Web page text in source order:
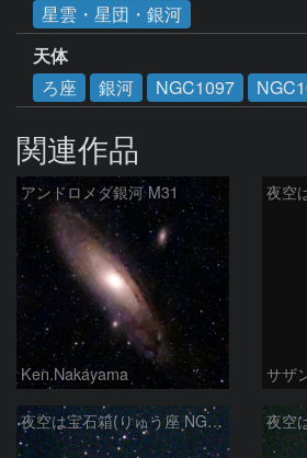
星雲・星団・銀河
天体
ろ座
銀河 NGC1097
関連作品
アンドロメダ銀河 M31
Ken.Nakayama サザ
夜空は宝石箱(りゅう座 NGC6503) Seestar50